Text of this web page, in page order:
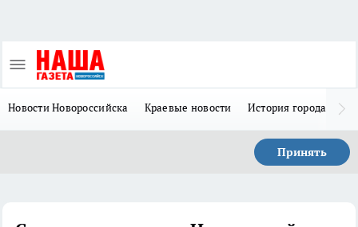
Новости Новороссийска Краевые новости История города Н
Принять